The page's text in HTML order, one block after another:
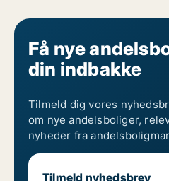
Få nye
din indbakke
Tilmeld dig vores
om nye andelsboliger,
nyheder fra
Tilmeld nyhedsbrev